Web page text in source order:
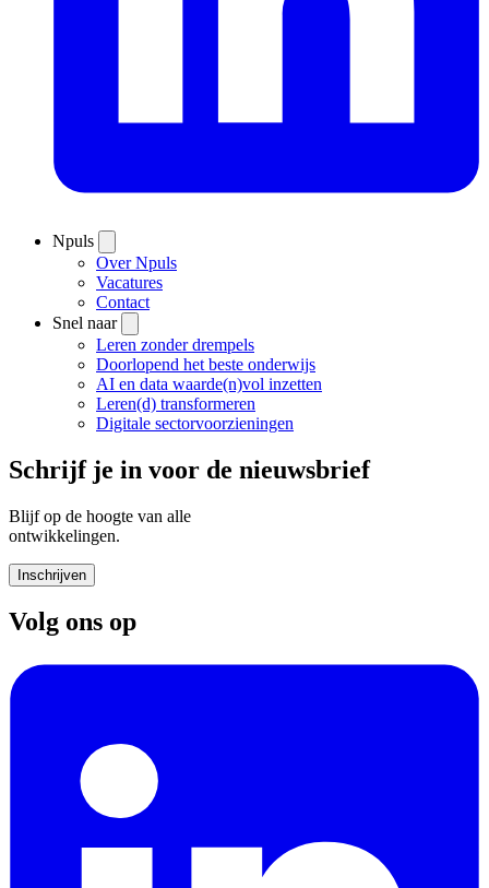
Npuls
Over Npuls
Vacatures
Contact
Snel naar
Leren zonder drempels
Doorlopend het beste onderwijs
AI en data waarde(n)vol inzetten
Leren(d) transformeren
Digitale sectorvoorzieningen
Schrijf je in voor de nieuwsbrief
Blijf op de hoogte van alle
ontwikkelingen.
Inschrijven
Volg ons op